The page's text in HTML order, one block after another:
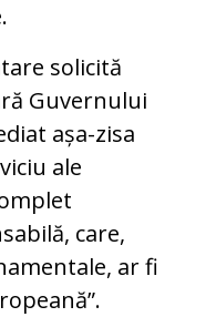
solicită
Guvernului
așa-zisa
ale
care,
ar fi